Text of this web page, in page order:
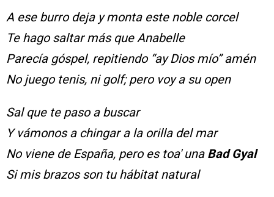
A ese burro deja y monta este noble corcel
Te hago saltar más que Anabelle
Parecía góspel, repitiendo “ay Dios mío” amén
No juego tenis, ni golf; pero voy a su open
Sal que te paso a buscar
Y vámonos a chingar a la orilla del mar
No viene de España, pero es toa′ una Bad Gyal
Si mis brazos son tu hábitat natural